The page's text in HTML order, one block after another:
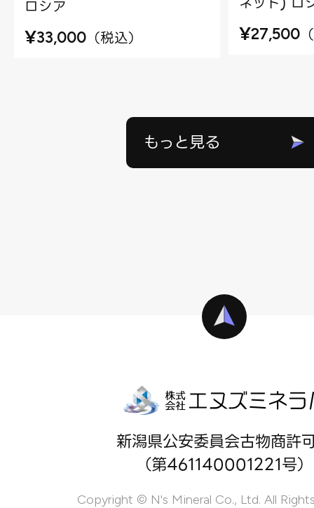
ロシア
¥33,000 （税込） ¥27,500 （
もっと見る
新潟県公安委員会古物商許
（第461140001221号）
Copyright © N's Mineral Co., Ltd. All